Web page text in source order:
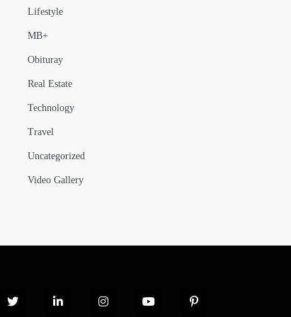
Lifestyle
MB+
Obituray
Real Estate
Technology
Travel
Uncategorized
Video Gallery